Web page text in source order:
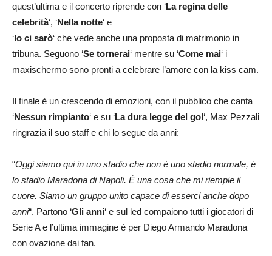
quest’ultima e il concerto riprende con ‘La regina delle
celebrità‘, ‘Nella notte‘ e
‘Io ci sarò‘ che vede anche una proposta di matrimonio in
tribuna. Seguono ‘Se tornerai‘ mentre su ‘Come mai‘ i
maxischermo sono pronti a celebrare l’amore con la kiss cam.
Il finale è un crescendo di emozioni, con il pubblico che canta
‘Nessun rimpianto‘ e su ‘La dura legge del gol‘, Max Pezzali
ringrazia il suo staff e chi lo segue da anni:
“Oggi siamo qui in uno stadio che non è uno stadio normale, è
lo stadio Maradona di Napoli. È una cosa che mi riempie il
cuore. Siamo un gruppo unito capace di esserci anche dopo
anni“. Partono ‘Gli anni‘ e sul led compaiono tutti i giocatori di
Serie A e l’ultima immagine è per Diego Armando Maradona
con ovazione dai fan.